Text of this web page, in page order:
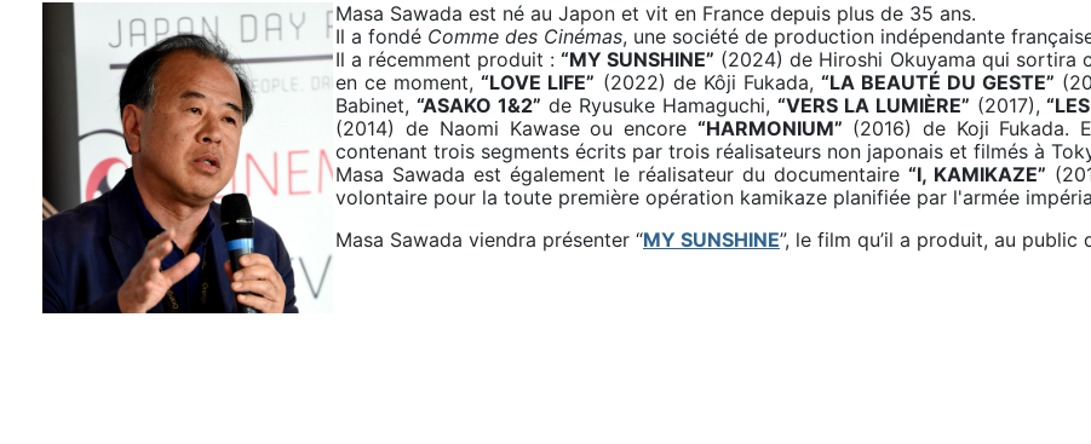
Masa Sawada est né au Japon et vit en France depuis plus de 35 ans.
Il a fondé Comme des Cinémas, une société de production indépendante
Il a récemment produit :“MY SUNSHINE” (2024) de Hiroshi Okuyama qui sortira
en ce moment,“LOVE LIFE” (2022) de Kôji Fukada, “LA BEAUTÉ DU GESTE”
Babinet, “ASAKO 1&2” de Ryusuke Hamaguchi, “VERS LA LUMIÈRE” (2017),
(2014) de Naomi Kawase ou encore“HARMONIUM” (2016) de Koji
contenant trois segments écrits par trois réalisateurs non japonais et filmés à
Masa Sawada est également le réalisateur du documentaire “I, KAMIKAZE”
volontaire pour la toute première opération kamikaze planifiée par l'armée
Masa Sawada viendra présenter “MY SUNSHINE”, le film qu’il a produit, au public